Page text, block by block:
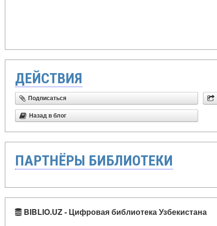
ДЕЙСТВИЯ
Подписаться
Назад в блог
ПАРТНЁРЫ БИБЛИОТЕКИ
BIBLIO.UZ - Цифровая библиотека Узбекистана